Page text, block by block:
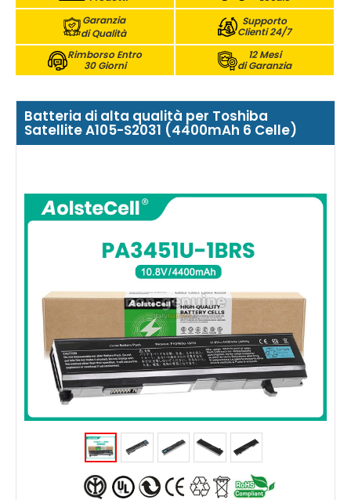
Garanzia
di Qualità
Supporto
Clienti 24/7
Rimborso Entro
30 Giorni
12 Mesi
di Garanzia
Batteria di alta qualità per Toshiba
Satellite A105-S2031 (4400mAh 6 Celle)